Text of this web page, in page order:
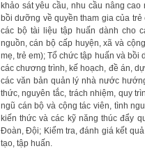
khảo sát yêu cầu, nhu cầu nâng
bồi dưỡng về quyền tham gia của
các bộ tài liệu tập huấn dành cho
nguồn, cán bộ cấp huyện, xã và
mẹ, trẻ em); Tổ chức tập huấn và
các chương trình, kế hoạch, đề án,
các văn bản quản lý nhà nước
thức, nguyên tắc, trách nhiệm, quy
ngũ cán bộ và cộng tác viên, tình
kiến thức và các kỹ năng thúc đẩy
Đoàn, Đội; Kiểm tra, đánh giá kết
tạo, tập huấn.